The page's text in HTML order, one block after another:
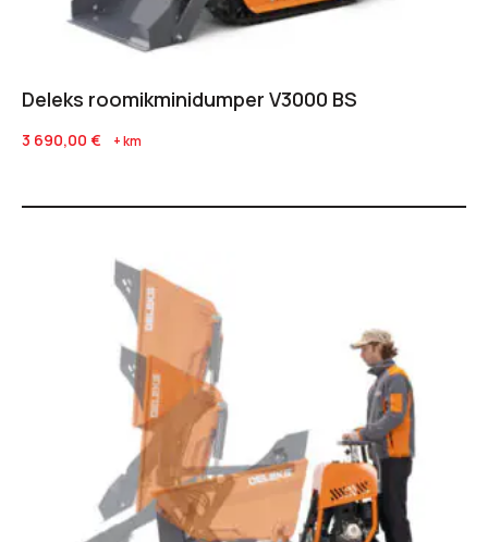
Deleks roomikminidumper V3000 BS
3 690,00 € + km